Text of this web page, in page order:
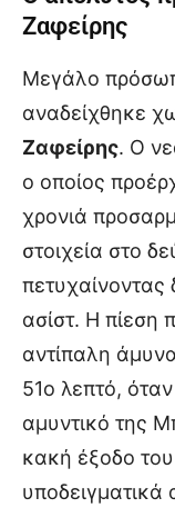
Ζαφείρης
Μεγάλο
αναδείχθηκε
Ζαφείρης. Ο
ο οποίος
χρονιά
στοιχεία στο
πετυχαίνοντας
ασίστ. Η πίεση
αντίπαλη
51ο λεπτό,
αμυντικό της
κακή έξοδο
υποδειγματικά